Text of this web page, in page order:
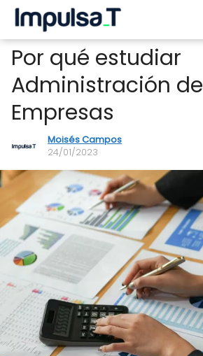
Por qué estudiar
Administración de
Empresas
Moisés Campos
24/01/2023